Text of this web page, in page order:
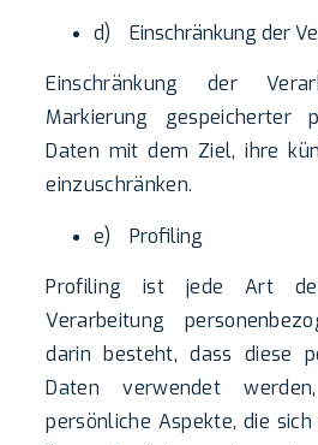
d) Einschränkung der
Einschränkung der
Markierung gespeicherter
Daten mit dem Ziel, ihre
einzuschränken.
e) Profiling
Profiling ist jede Art der
Verarbeitung
darin besteht, dass diese
Daten verwendet
persönliche Aspekte, die